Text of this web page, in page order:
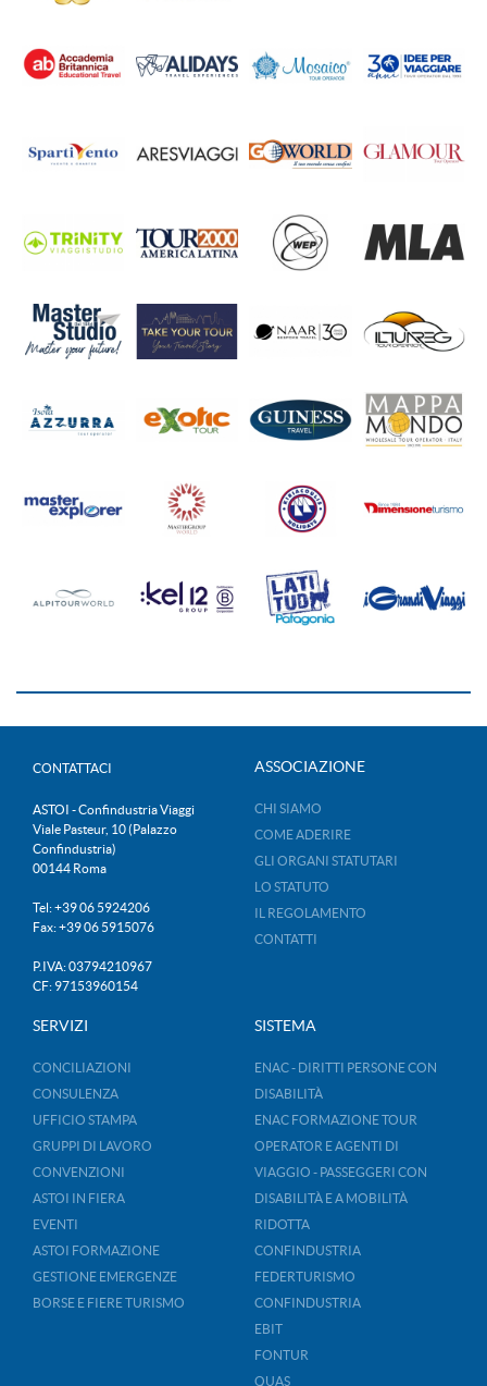
CONTATTACI
ASTOI - Confindustria Viaggi
Viale Pasteur, 10 (Palazzo
Confindustria)
00144 Roma
Tel: +39 06 5924206
Fax: +39 06 5915076
P.IVA: 03794210967
CF: 97153960154
ASSOCIAZIONE
CHI SIAMO
COME ADERIRE
GLI ORGANI STATUTARI
LO STATUTO
IL REGOLAMENTO
CONTATTI
SERVIZI
CONCILIAZIONI
CONSULENZA
UFFICIO STAMPA
GRUPPI DI LAVORO
CONVENZIONI
ASTOI IN FIERA
EVENTI
ASTOI FORMAZIONE
GESTIONE EMERGENZE
BORSE E FIERE TURISMO
SISTEMA
ENAC - DIRITTI PERSONE CON
DISABILITÀ
ENAC FORMAZIONE TOUR
OPERATOR E AGENTI DI
VIAGGIO - PASSEGGERI CON
DISABILITÀ E A MOBILITÀ
RIDOTTA
CONFINDUSTRIA
FEDERTURISMO
CONFINDUSTRIA
EBIT
FONTUR
QUAS